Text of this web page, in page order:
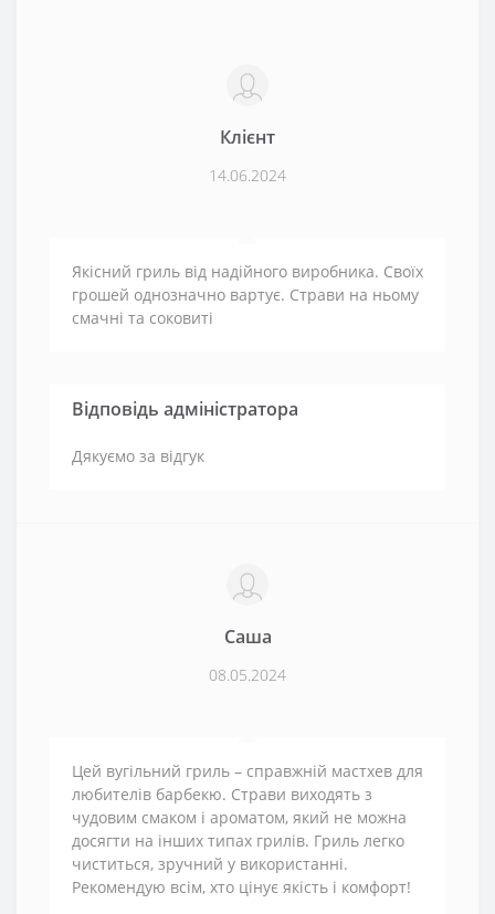
Клієнт
14.06.2024
Якісний гриль від надійного виробника. Своїх
грошей однозначно вартує. Страви на ньому
смачні та соковиті
Відповідь адміністратора
Дякуємо за відгук
Саша
08.05.2024
Цей вугільний гриль – справжній мастхев для
любителів барбекю. Страви виходять з
чудовим смаком і ароматом, який не можна
досягти на інших типах грилів. Гриль легко
чиститься, зручний у використанні.
Рекомендую всім, хто цінує якість і комфорт!